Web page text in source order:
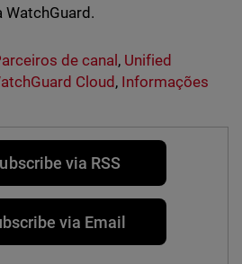
WatchGuard.
de canal, Unified
Cloud, Informações
via RSS
via Email